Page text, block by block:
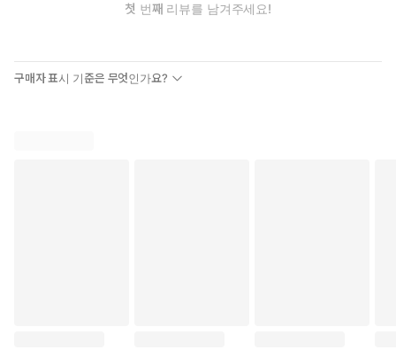
첫 번째 리뷰를 남겨주세요!
구매자 표시 기준은 무엇인가요?